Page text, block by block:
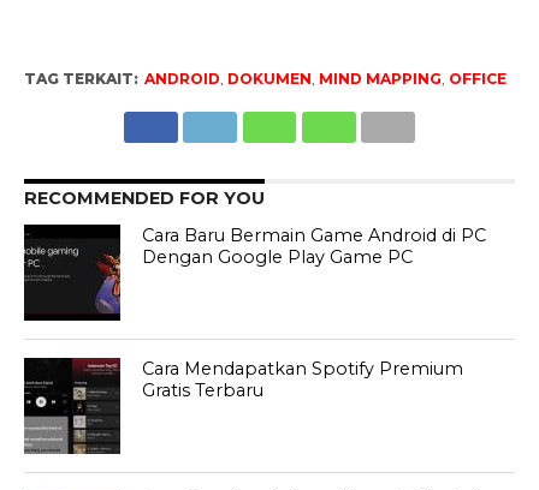
TAG TERKAIT: ANDROID, DOKUMEN, MIND MAPPING, OFFICE
RECOMMENDED FOR YOU
Cara Baru Bermain Game Android di PC
Dengan Google Play Game PC
Cara Mendapatkan Spotify Premium
Gratis Terbaru